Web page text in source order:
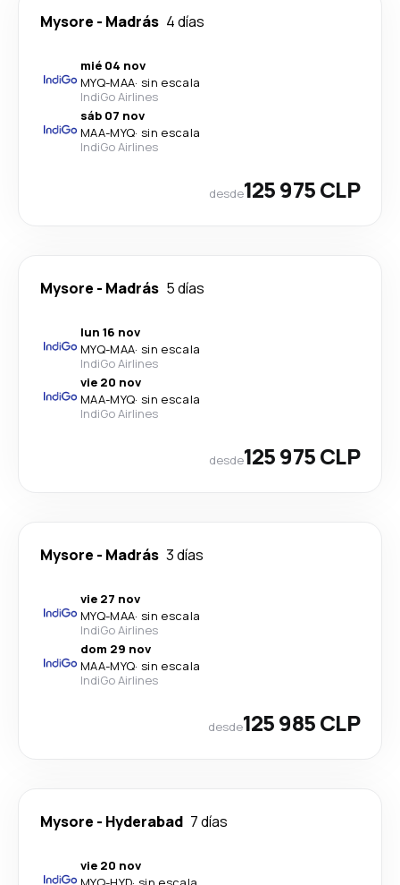
Mysore - Madrás 4 días
mié 04 nov
MYQ-MAA· sin escala
IndiGo Airlines
sáb 07 nov
MAA-MYQ· sin escala
IndiGo Airlines
desde125 975 CLP
Mysore - Madrás 5 días
lun 16 nov
MYQ-MAA· sin escala
IndiGo Airlines
vie 20 nov
MAA-MYQ· sin escala
IndiGo Airlines
desde125 975 CLP
Mysore - Madrás 3 días
vie 27 nov
MYQ-MAA· sin escala
IndiGo Airlines
dom 29 nov
MAA-MYQ· sin escala
IndiGo Airlines
desde125 985 CLP
Mysore - Hyderabad 7 días
vie 20 nov